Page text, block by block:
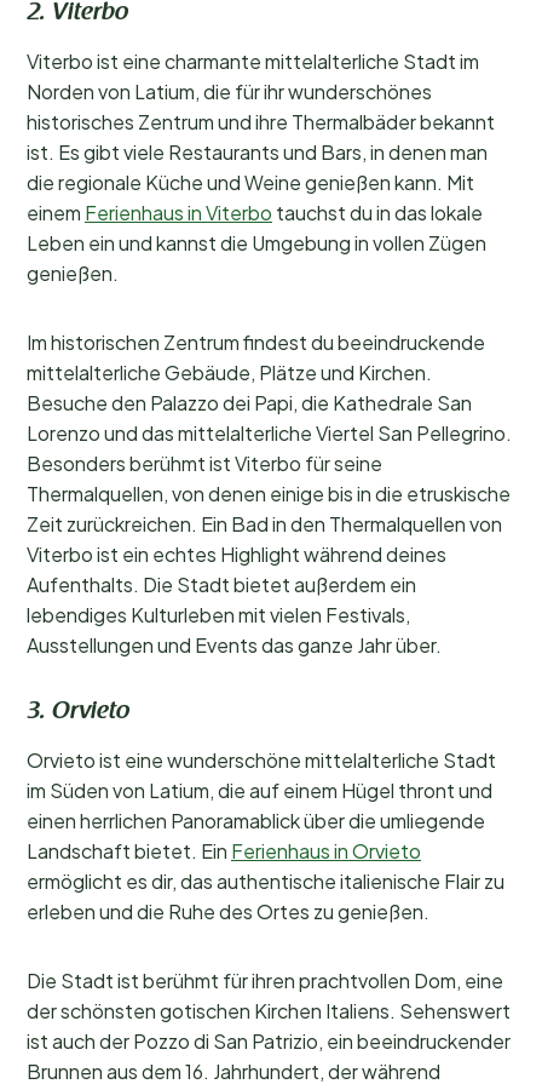
2. Viterbo
Viterbo ist eine charmante mittelalterliche Stadt im
Norden von Latium, die für ihr wunderschönes
historisches Zentrum und ihre Thermalbäder bekannt
ist. Es gibt viele Restaurants und Bars, in denen man
die regionale Küche und Weine genießen kann. Mit
einem Ferienhaus in Viterbo tauchst du in das lokale
Leben ein und kannst die Umgebung in vollen Zügen
genießen.
Im historischen Zentrum findest du beeindruckende
mittelalterliche Gebäude, Plätze und Kirchen.
Besuche den Palazzo dei Papi, die Kathedrale San
Lorenzo und das mittelalterliche Viertel San Pellegrino.
Besonders berühmt ist Viterbo für seine
Thermalquellen, von denen einige bis in die etruskische
Zeit zurückreichen. Ein Bad in den Thermalquellen von
Viterbo ist ein echtes Highlight während deines
Aufenthalts. Die Stadt bietet außerdem ein
lebendiges Kulturleben mit vielen Festivals,
Ausstellungen und Events das ganze Jahr über.
3. Orvieto
Orvieto ist eine wunderschöne mittelalterliche Stadt
im Süden von Latium, die auf einem Hügel thront und
einen herrlichen Panoramablick über die umliegende
Landschaft bietet. Ein Ferienhaus in Orvieto
ermöglicht es dir, das authentische italienische Flair zu
erleben und die Ruhe des Ortes zu genießen.
Die Stadt ist berühmt für ihren prachtvollen Dom, eine
der schönsten gotischen Kirchen Italiens. Sehenswert
ist auch der Pozzo di San Patrizio, ein beeindruckender
Brunnen aus dem 16. Jahrhundert, der während